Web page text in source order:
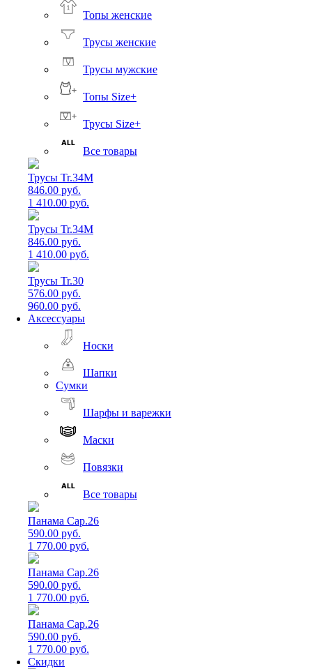
Топы женские
Трусы женские
Трусы мужские
Топы Size+
Трусы Size+
Все товары
Трусы Tr.34M
846.00 руб.
1 410.00 руб.
Трусы Tr.34M
846.00 руб.
1 410.00 руб.
Трусы Tr.30
576.00 руб.
960.00 руб.
Аксессуары
Носки
Шапки
Сумки
Шарфы и варежки
Маски
Повязки
Все товары
Панама Cap.26
590.00 руб.
1 770.00 руб.
Панама Cap.26
590.00 руб.
1 770.00 руб.
Панама Cap.26
590.00 руб.
1 770.00 руб.
Скидки